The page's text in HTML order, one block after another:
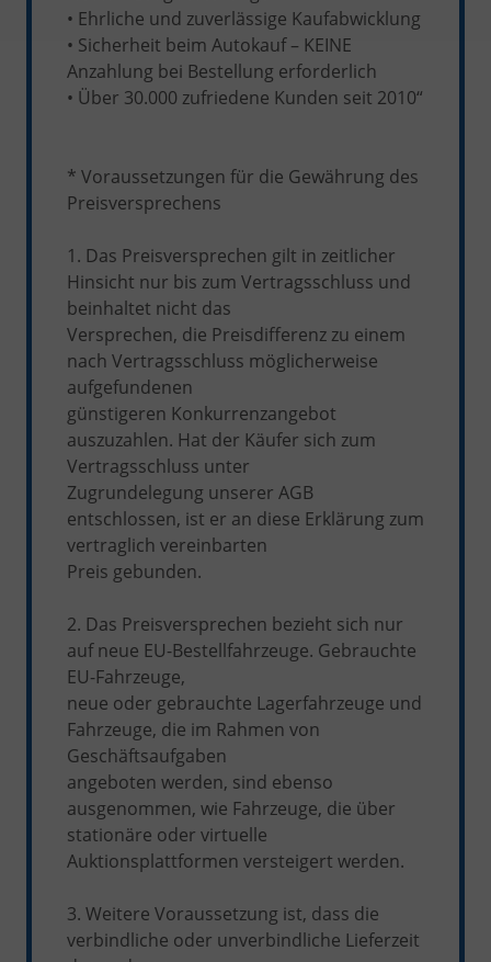
• Ehrliche und zuverlässige Kaufabwicklung
• Sicherheit beim Autokauf – KEINE
Anzahlung bei Bestellung erforderlich
• Über 30.000 zufriedene Kunden seit 2010“
* Voraussetzungen für die Gewährung des
Preisversprechens
1. Das Preisversprechen gilt in zeitlicher
Hinsicht nur bis zum Vertragsschluss und
beinhaltet nicht das
Versprechen, die Preisdifferenz zu einem
nach Vertragsschluss möglicherweise
aufgefundenen
günstigeren Konkurrenzangebot
auszuzahlen. Hat der Käufer sich zum
Vertragsschluss unter
Zugrundelegung unserer AGB
entschlossen, ist er an diese Erklärung zum
vertraglich vereinbarten
Preis gebunden.
2. Das Preisversprechen bezieht sich nur
auf neue EU-Bestellfahrzeuge. Gebrauchte
EU-Fahrzeuge,
neue oder gebrauchte Lagerfahrzeuge und
Fahrzeuge, die im Rahmen von
Geschäftsaufgaben
angeboten werden, sind ebenso
ausgenommen, wie Fahrzeuge, die über
stationäre oder virtuelle
Auktionsplattformen versteigert werden.
3. Weitere Voraussetzung ist, dass die
verbindliche oder unverbindliche Lieferzeit